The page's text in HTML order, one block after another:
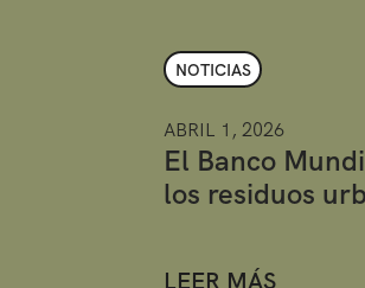
NOTICIAS
ABRIL 1, 2026
El Banco
los residuos
LEER MÁS